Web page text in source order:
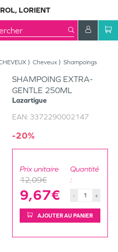
LORIENT
Cheveux Shampoings
SHAMPOING EXTRA-
GENTLE 250ML
Lazartigue
EAN: 3372290002147
-20%
Prix unitaire
12,09€
9,67€
Quantité
:
- +
AJOUTER AU PANIER